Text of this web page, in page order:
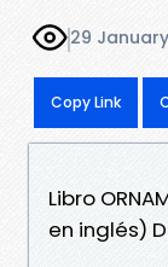
29
Copy Link
Libro
en inglés)